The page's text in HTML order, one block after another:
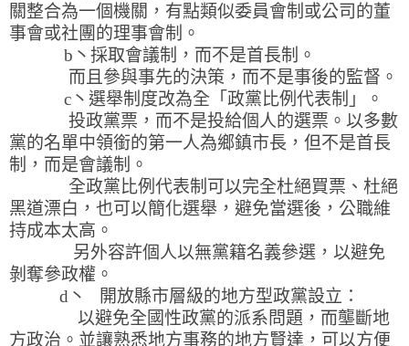
關整合為一個機關，有點類似委員會制或公司的董
事會或社團的理事會制。
b丶採取會議制，而不是首長制。
而且參與事先的決策，而不是事後的監督。
c丶選舉制度改為全「政黨比例代表制」。
投政黨票，而不是投給個人的選票。以多數
黨的名單中領銜的第一人為鄉鎮市長，但不是首長
制，而是會議制。
全政黨比例代表制可以完全杜絕買票、杜絕
黑道漂白，也可以簡化選舉，避免當選後，公職維
持成本太高。
另外容許個人以無黨籍名義參選，以避免
剝奪參政權。
d丶 開放縣市層級的地方型政黨設立：
以避免全國性政黨的派系問題，而壟斷地
方政治。並讓熟悉地方事務的地方賢達，可以方便